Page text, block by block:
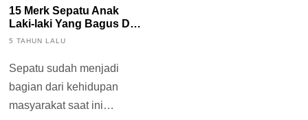
15 Merk Sepatu Anak
Laki-laki Yang Bagus Dan
Awet
5 TAHUN LALU
Sepatu sudah menjadi
bagian dari kehidupan
masyarakat saat ini